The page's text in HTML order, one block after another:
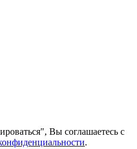
Вы соглашаетесь с
.